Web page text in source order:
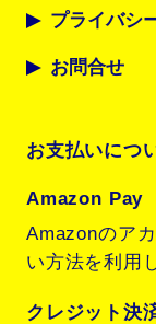
プライバシ
お問合せ
お支払いにつ
Amazon Pay
Amazonのア
い方法を利用
クレジット決